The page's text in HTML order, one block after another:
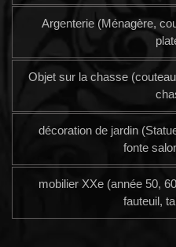
Argenterie (Ménagère,
Objet sur la chasse
décoration de jardin
fonte
mobilier XXe (année 50,
fauteuil,